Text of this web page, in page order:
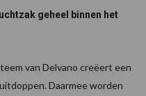
geheel binnen het
van Delvano creëert een
Daarmee worden